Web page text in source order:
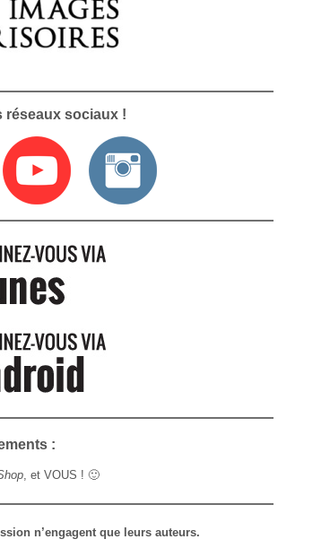
réseaux sociaux !
:
, et VOUS ! 🙂
n’engagent que leurs auteurs.